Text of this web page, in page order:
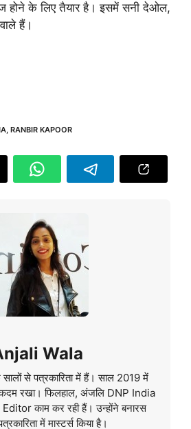
होने के लिए तैयार है। इसमें सनी देओल,
हैं।
, RANBIR KAPOOR
Wala
से पत्रकारिता में हैं। साल 2019 में
कदम रखा। फिलहाल, अंजलि DNP India
काम कर रही हैं। उन्होंने बनारस
में मास्टर्स किया है।